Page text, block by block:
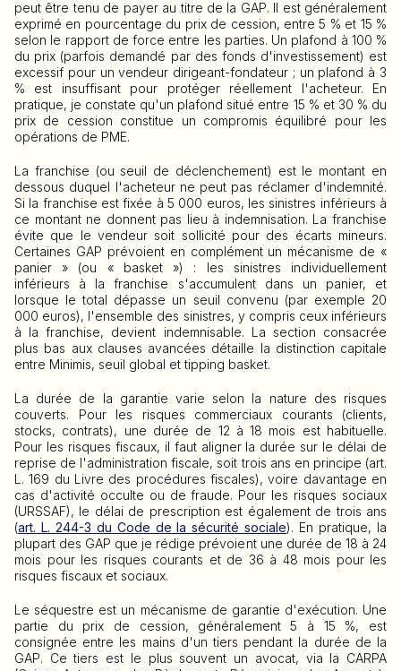
peut être tenu de payer au titre de la GAP. Il est généralement
exprimé en pourcentage du prix de cession, entre 5 % et 15 %
selon le rapport de force entre les parties. Un plafond à 100 %
du prix (parfois demandé par des fonds d'investissement) est
excessif pour un vendeur dirigeant-fondateur ; un plafond à 3
% est insuffisant pour protéger réellement l'acheteur. En
pratique, je constate qu'un plafond situé entre 15 % et 30 % du
prix de cession constitue un compromis équilibré pour les
opérations de PME.
La franchise (ou seuil de déclenchement) est le montant en
dessous duquel l'acheteur ne peut pas réclamer d'indemnité.
Si la franchise est fixée à 5 000 euros, les sinistres inférieurs à
ce montant ne donnent pas lieu à indemnisation. La franchise
évite que le vendeur soit sollicité pour des écarts mineurs.
Certaines GAP prévoient en complément un mécanisme de «
panier » (ou « basket ») : les sinistres individuellement
inférieurs à la franchise s'accumulent dans un panier, et
lorsque le total dépasse un seuil convenu (par exemple 20
000 euros), l'ensemble des sinistres, y compris ceux inférieurs
à la franchise, devient indemnisable. La section consacrée
plus bas aux clauses avancées détaille la distinction capitale
entre Minimis, seuil global et tipping basket.
La durée de la garantie varie selon la nature des risques
couverts. Pour les risques commerciaux courants (clients,
stocks, contrats), une durée de 12 à 18 mois est habituelle.
Pour les risques fiscaux, il faut aligner la durée sur le délai de
reprise de l'administration fiscale, soit trois ans en principe (art.
L. 169 du Livre des procédures fiscales), voire davantage en
cas d'activité occulte ou de fraude. Pour les risques sociaux
(URSSAF), le délai de prescription est également de trois ans
(art. L. 244-3 du Code de la sécurité sociale). En pratique, la
plupart des GAP que je rédige prévoient une durée de 18 à 24
mois pour les risques courants et de 36 à 48 mois pour les
risques fiscaux et sociaux.
Le séquestre est un mécanisme de garantie d'exécution. Une
partie du prix de cession, généralement 5 à 15 %, est
consignée entre les mains d'un tiers pendant la durée de la
GAP. Ce tiers est le plus souvent un avocat, via la CARPA